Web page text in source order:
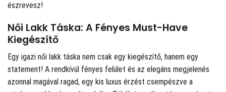
észrevesz!
Női Lakk Táska: A Fényes Must-Have
Kiegészítő
Egy igazi női lakk táska nem csak egy kiegészítő, hanem egy
statement! A rendkívül fényes felület és az elegáns megjelenés
azonnal magával ragad, egy kis luxus érzést csempészve a